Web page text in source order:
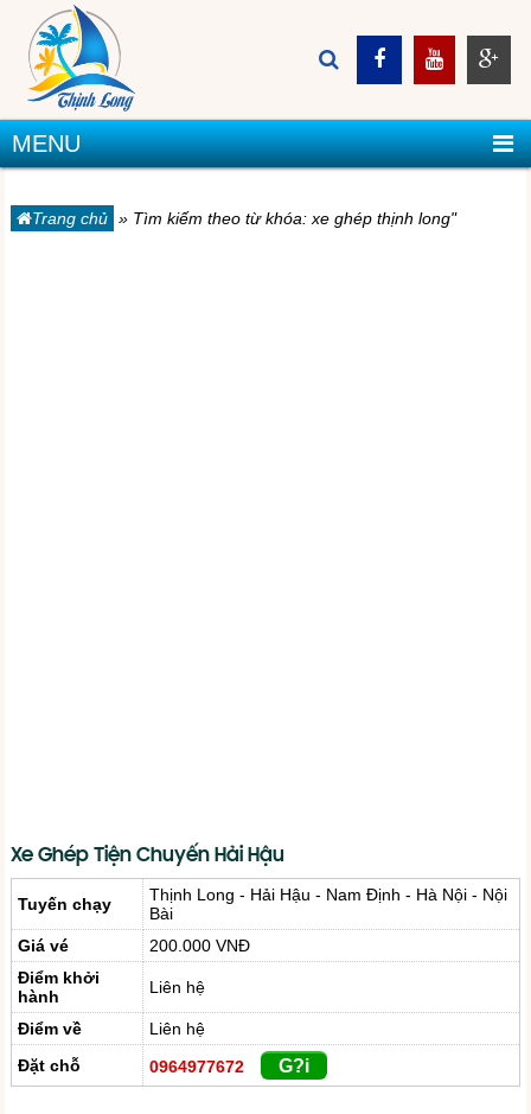
MENU
Trang chủ » Tìm kiếm theo từ khóa: xe ghép thịnh long"
Xe Ghép Tiện Chuyến Hải Hậu
Tuyến chạy
Thịnh Long - Hải Hậu - Nam Định - Hà Nội - Nội
Bài
Giá vé
200.000 VNĐ
Điểm khởi
hành
Liên hệ
Điểm về
Liên hệ
Đặt chỗ
0964977672 G?i